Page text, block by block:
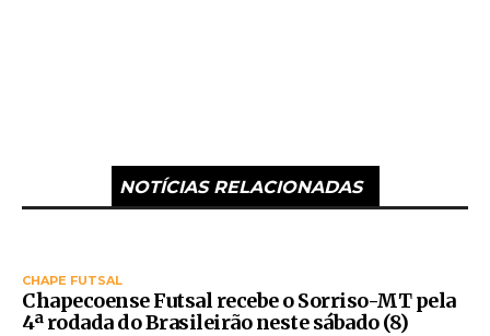
NOTÍCIAS RELACIONADAS
CHAPE FUTSAL
Chapecoense Futsal recebe o Sorriso-MT pela
4ª rodada do Brasileirão neste sábado (8)